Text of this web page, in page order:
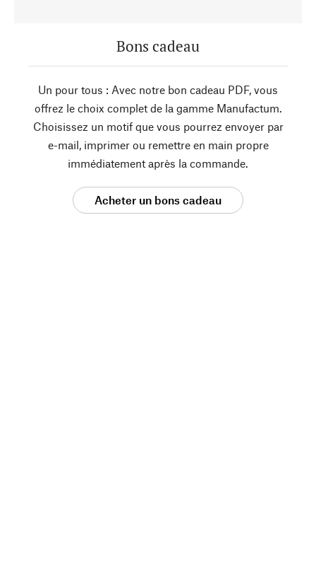
Bons cadeau
Un pour tous : Avec notre bon cadeau PDF, vous
offrez le choix complet de la gamme Manufactum.
Choisissez un motif que vous pourrez envoyer par
e-mail, imprimer ou remettre en main propre
immédiatement après la commande.
Acheter un bons cadeau